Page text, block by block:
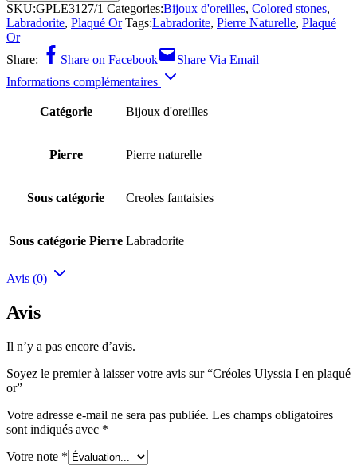
SKU:GPLE3127/1 Categories:Bijoux d'oreilles, Colored stones,
Labradorite, Plaqué Or Tags:Labradorite, Pierre Naturelle, Plaqué
Or
Share:
Share on Facebook
Share Via Email
Informations complémentaires
Catégorie Bijoux d'oreilles
Pierre Pierre naturelle
Sous catégorie Creoles fantaisies
Sous catégorie Pierre Labradorite
Avis (0)
Avis
Il n’y a pas encore d’avis.
Soyez le premier à laisser votre avis sur “Créoles Ulyssia I en plaqué
or”
Votre adresse e-mail ne sera pas publiée. Les champs obligatoires
sont indiqués avec *
Votre note *